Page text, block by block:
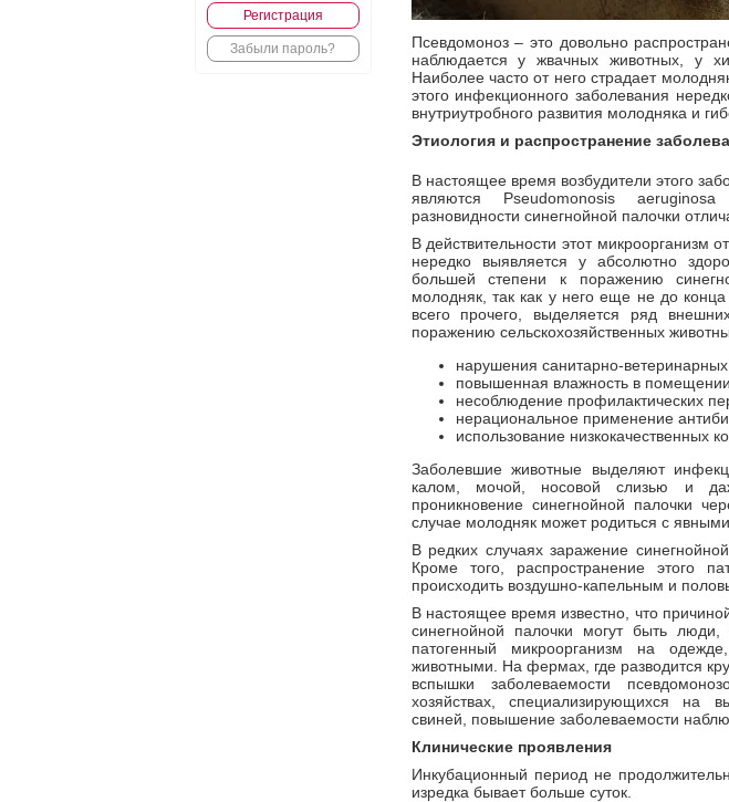
Регистрация
Забыли пароль?
Псевдомоноз – это довольно
наблюдается у жвачных животных, у
Наиболее часто от него страдает
этого инфекционного заболевания
внутриутробного развития молодняка и
Этиология и распространение
В настоящее время возбудители этого
являются Pseudomonosis
разновидности синегнойной палочки
В действительности этот микроорганизм
нередко выявляется у абсолютно
большей степени к поражению
молодняк, так как у него еще не до
всего прочего, выделяется ряд
поражению сельскохозяйственных
нарушения санитарно-
повышенная влажность в
несоблюдение профилактических
нерациональное применение
использование низкокачественных
Заболевшие животные выделяют
калом, мочой, носовой слизью и
проникновение синегнойной палочки
случае молодняк может родиться с
В редких случаях заражение
Кроме того, распространение этого
происходить воздушно-капельным и
В настоящее время известно, что
синегнойной палочки могут быть люди,
патогенный микроорганизм на
животными. На фермах, где разводится
вспышки заболеваемости
хозяйствах, специализирующихся
свиней, повышение заболеваемости
Клинические проявления
Инкубационный период не
изредка бывает больше суток.